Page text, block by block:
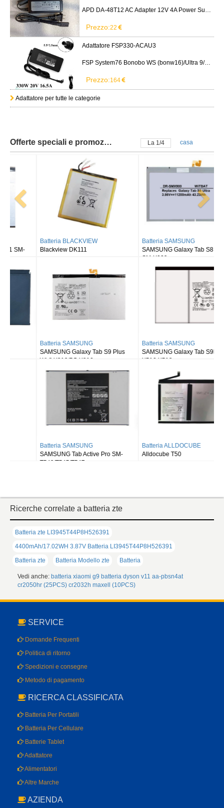
APD DA-48T12 AC Adapter 12V 4A Power Supply Cord
Prezzo:22
Adattatore FSP330-ACAU3
FSP System76 Bonobo WS (bonw16)/Ultra 9/RTX5090
Prezzo:164
Adattatore per tutte le categorie
Offerte speciali e promozioni La 2/4 casa
Batteria BLACKVIEW
Blackview DK111
Batteria SAMSUNG
SAMSUNG Galaxy Tab S8 Ultra
Batteria SAMSUNG
SAMSUNG Galaxy Tab S9 Plus
Wi-fi X810/5G X816
Batteria SAMSUNG
SAMSUNG Galaxy Tab S9FE X510
X516 X518
Batteria SAMSUNG
SAMSUNG Tab Active Pro SM-
T540/T545/T547
Batteria ALLDOCUBE
Alldocube T50
Ricerche correlate a batteria zte
Batteria zte LI3945T44P8H526391
4400mAh/17.02WH 3.87V Batteria LI3945T44P8H526391
Batteria zte
Batteria Modello zte Batteria
Vedi anche: batteria xiaomi g9 batteria dyson v11 aa-pbsn4at
cr2050hr (25PCS) cr2032h maxell (10PCS)
SERVICE
Domande Frequenti
Politica di ritorno
Spedizioni e consegne
Metodo di pagamento
RICERCA CLASSIFICATA
Batteria Per Portatili
Batteria Per Cellulare
Batterie Tablet
Adattatore
Alimentatori
Altre Marche
AZIENDA